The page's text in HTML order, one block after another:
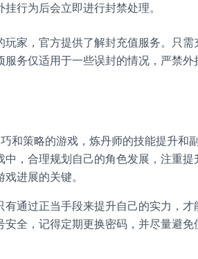
行为后会立即进行封禁处理。
玩家，官方提供了解封充值服务。只
务仅适用于一些误封的情况，严禁外
和策略的游戏，炼丹师的技能提升和
，合理规划自己的角色发展，注重提
进展的关键。
通过正当手段来提升自己的实力，才
全，记得定期更换密码，并尽量避免